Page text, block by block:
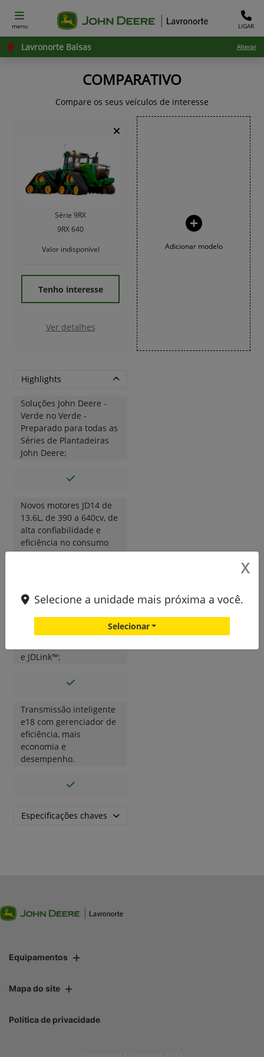
menu LIGAR
Lavronorte Balsas Alterar
COMPARATIVO
Compare os seus veículos de interesse
Série 9RX
9RX 640
Valor indisponível
Tenho interesse
Ver detalhes
Adicionar modelo
Highlights
Soluções John Deere -
Verde no Verde -
Preparado para todas as
Séries de Plantadeiras
John Deere;
Novos motores JD14 de
13.6L, de 390 a 640cv, de
alta confiabilidade e
eficiência no consumo
de combustível;
Pacote de tecnologia
integrada, contemplando
e JDLink™;
Transmissão inteligente
e18 com gerenciador de
eficiência, mais
economia e
desempenho.
Especificações chaves
Equipamentos
Mapa do site
Política de privacidade
X
Selecione a unidade mais próxima a você.
Selecionar